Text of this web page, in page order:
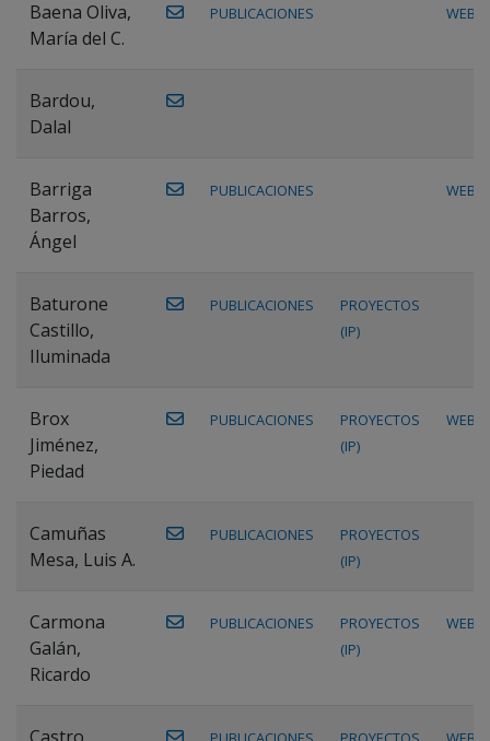
Baena Oliva,
María del C.
PUBLICACIONES WEB
Bardou,
Dalal
Barriga
Barros,
Ángel
PUBLICACIONES WEB
Baturone
Castillo,
Iluminada
PUBLICACIONES
PROYECTOS
(IP)
Brox
Jiménez,
Piedad
PUBLICACIONES
PROYECTOS
(IP)
WEB
Camuñas
Mesa, Luis A.
PUBLICACIONES
PROYECTOS
(IP)
Carmona
Galán,
Ricardo
PUBLICACIONES
PROYECTOS
(IP)
WEB